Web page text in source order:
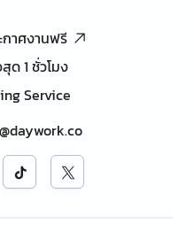
กาศงานฟรี
ด 1 ชั่วโมง
Service